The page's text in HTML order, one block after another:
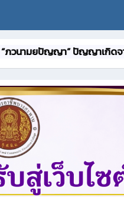
ญา” ปัญญาเกิดจากการฝึกฝน